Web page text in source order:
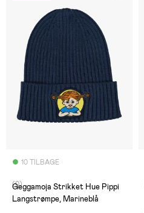
10 TILBAGE
(0)
Geggamoja Strikket Hue Pippi
Langstrømpe, Marineblå